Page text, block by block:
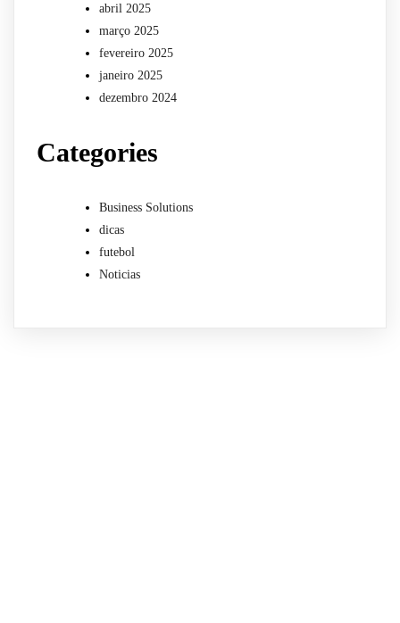
abril 2025
março 2025
fevereiro 2025
janeiro 2025
dezembro 2024
Categories
Business Solutions
dicas
futebol
Noticias